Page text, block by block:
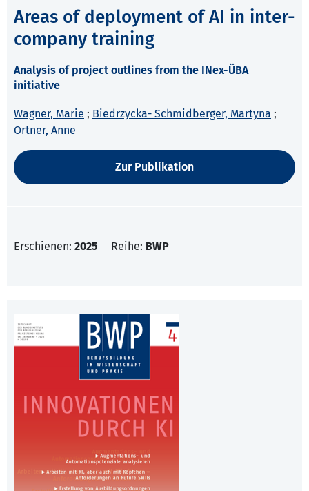
Areas of deployment of AI in inter-
company training
Analysis of project outlines from the INex-ÜBA
initiative
Wagner, Marie ; Biedrzycka- Schmidberger, Martyna ;
Ortner, Anne
Zur Publikation
Erschienen: 2025 Reihe: BWP